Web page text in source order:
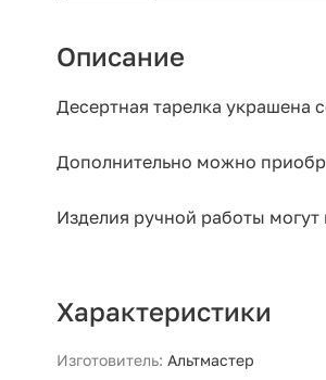
Описание
Десертная тарелка украшена
Дополнительно можно
Изделия ручной работы
Характеристики
Изготовитель: Альтмастер